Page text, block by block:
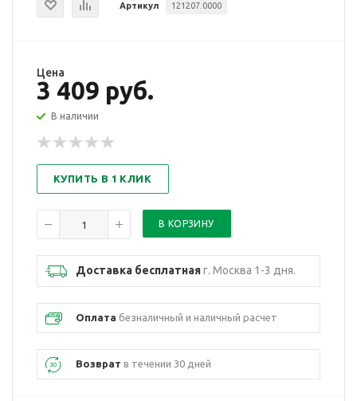
Артикул 121207.0000
Цена
3 409 руб.
В наличии
КУПИТЬ В 1 КЛИК
Доставка бесплатнаяг. Москва 1-3 дня.
Оплата безналичный и наличный расчет
Возврат в течении 30 дней